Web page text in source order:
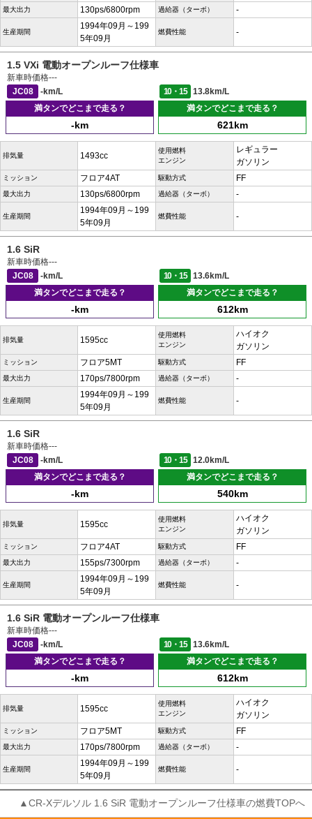
最大出力 130ps/6800rpm 過給器（ターボ） -
生産期間
1994年09月～199
5年09月
燃費性能 -
1.5 VXi 電動オープンルーフ仕様車
新車時価格---
JC08
-km/L 10・15
13.8km/L
満タンでどこまで走る？
-km
満タンでどこまで走る？
621km
排気量 1493cc
使用燃料
エンジン
レギュラー
ガソリン
ミッション フロア4AT 駆動方式 FF
最大出力 130ps/6800rpm 過給器（ターボ） -
生産期間
1994年09月～199
5年09月
燃費性能 -
1.6 SiR
新車時価格---
JC08
-km/L 10・15
13.6km/L
満タンでどこまで走る？
-km
満タンでどこまで走る？
612km
排気量 1595cc
使用燃料
エンジン
ハイオク
ガソリン
ミッション フロア5MT 駆動方式 FF
最大出力 170ps/7800rpm 過給器（ターボ） -
生産期間
1994年09月～199
5年09月
燃費性能 -
1.6 SiR
新車時価格---
JC08
-km/L 10・15
12.0km/L
満タンでどこまで走る？
-km
満タンでどこまで走る？
540km
排気量 1595cc
使用燃料
エンジン
ハイオク
ガソリン
ミッション フロア4AT 駆動方式 FF
最大出力 155ps/7300rpm 過給器（ターボ） -
生産期間
1994年09月～199
5年09月
燃費性能 -
1.6 SiR 電動オープンルーフ仕様車
新車時価格---
JC08
-km/L 10・15
13.6km/L
満タンでどこまで走る？
-km
満タンでどこまで走る？
612km
排気量 1595cc
使用燃料
エンジン
ハイオク
ガソリン
ミッション フロア5MT 駆動方式 FF
最大出力 170ps/7800rpm 過給器（ターボ） -
生産期間
1994年09月～199
5年09月
燃費性能 -
▲CR-Xデルソル 1.6 SiR 電動オープンルーフ仕様車の燃費TOPへ